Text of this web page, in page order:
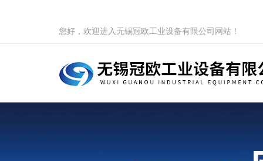
您好，欢迎进入无锡冠欧工业设备有限公司网站！